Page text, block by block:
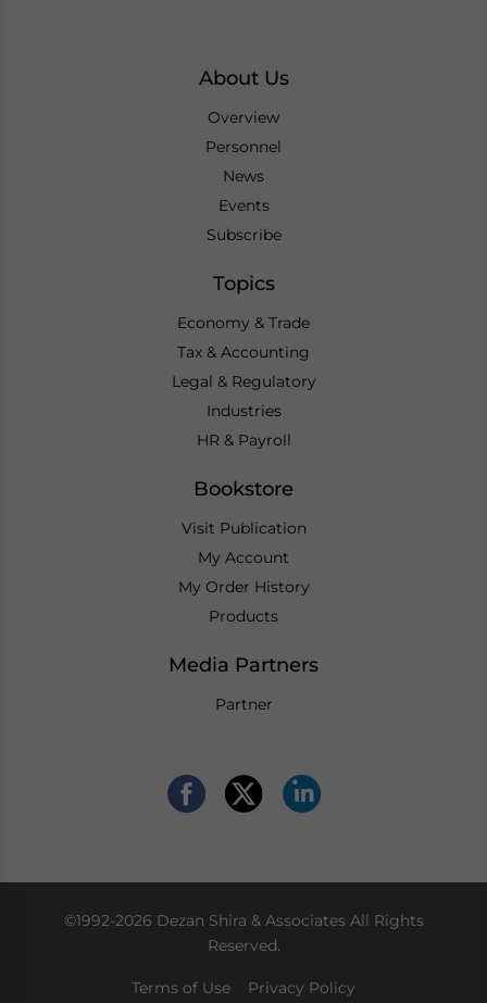
About Us
Overview
Personnel
News
Events
Subscribe
Topics
Economy & Trade
Tax & Accounting
Legal & Regulatory
Industries
HR & Payroll
Bookstore
Visit Publication
My Account
My Order History
Products
Media Partners
Partner
©1992-2026 Dezan Shira & Associates All Rights
Reserved.
Terms of Use Privacy Policy